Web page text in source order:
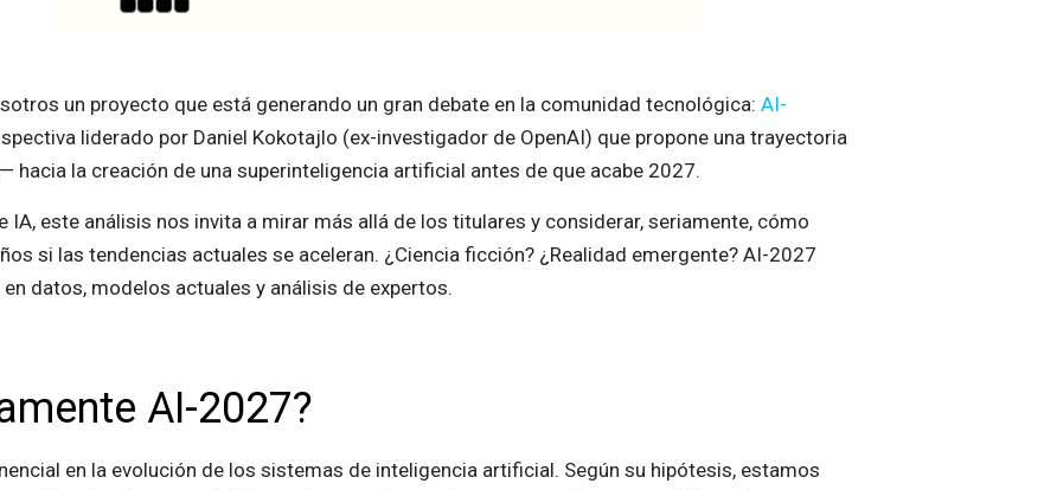
un proyecto que está generando un gran debate en la comunidad tecnológica: AI-
liderado por Daniel Kokotajlo (ex-investigador de OpenAI) que propone una trayectoria
la creación de una superinteligencia artificial antes de que acabe 2027.
este análisis nos invita a mirar más allá de los titulares y considerar, seriamente, cómo
si las tendencias actuales se aceleran. ¿Ciencia ficción? ¿Realidad emergente? AI-2027
datos, modelos actuales y análisis de expertos.
AI-2027?
en la evolución de los sistemas de inteligencia artificial. Según su hipótesis, estamos